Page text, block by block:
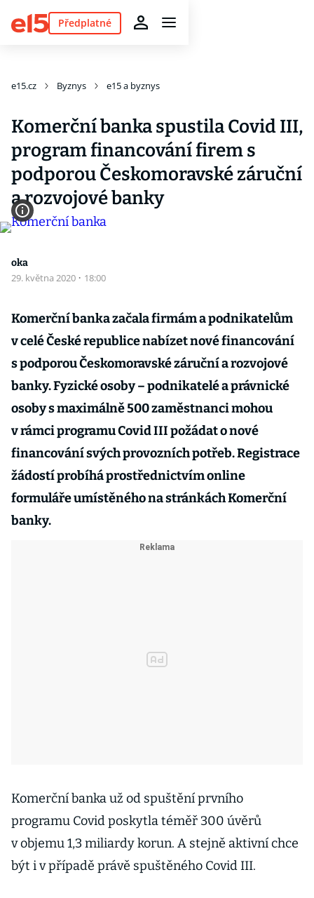
Předplatné
e15.cz Byznys e15 a byznys
Komerční banka spustila Covid III,
program financování firem s
podporou Českomoravské záruční
a rozvojové banky
oka
29. května 2020 · 18:00
Komerční banka začala firmám a podnikatelům
v celé České republice nabízet nové financování
s podporou Českomoravské záruční a rozvojové
banky. Fyzické osoby – podnikatelé a právnické
osoby s maximálně 500 zaměstnanci mohou
v rámci programu Covid III požádat o nové
financování svých provozních potřeb. Registrace
žádostí probíhá prostřednictvím online
formuláře umístěného na stránkách Komerční
banky.
Komerční banka už od spuštění prvního
programu Covid poskytla téměř 300 úvěrů
v objemu 1,3 miliardy korun. A stejně aktivní chce
být i v případě právě spuštěného Covid III.